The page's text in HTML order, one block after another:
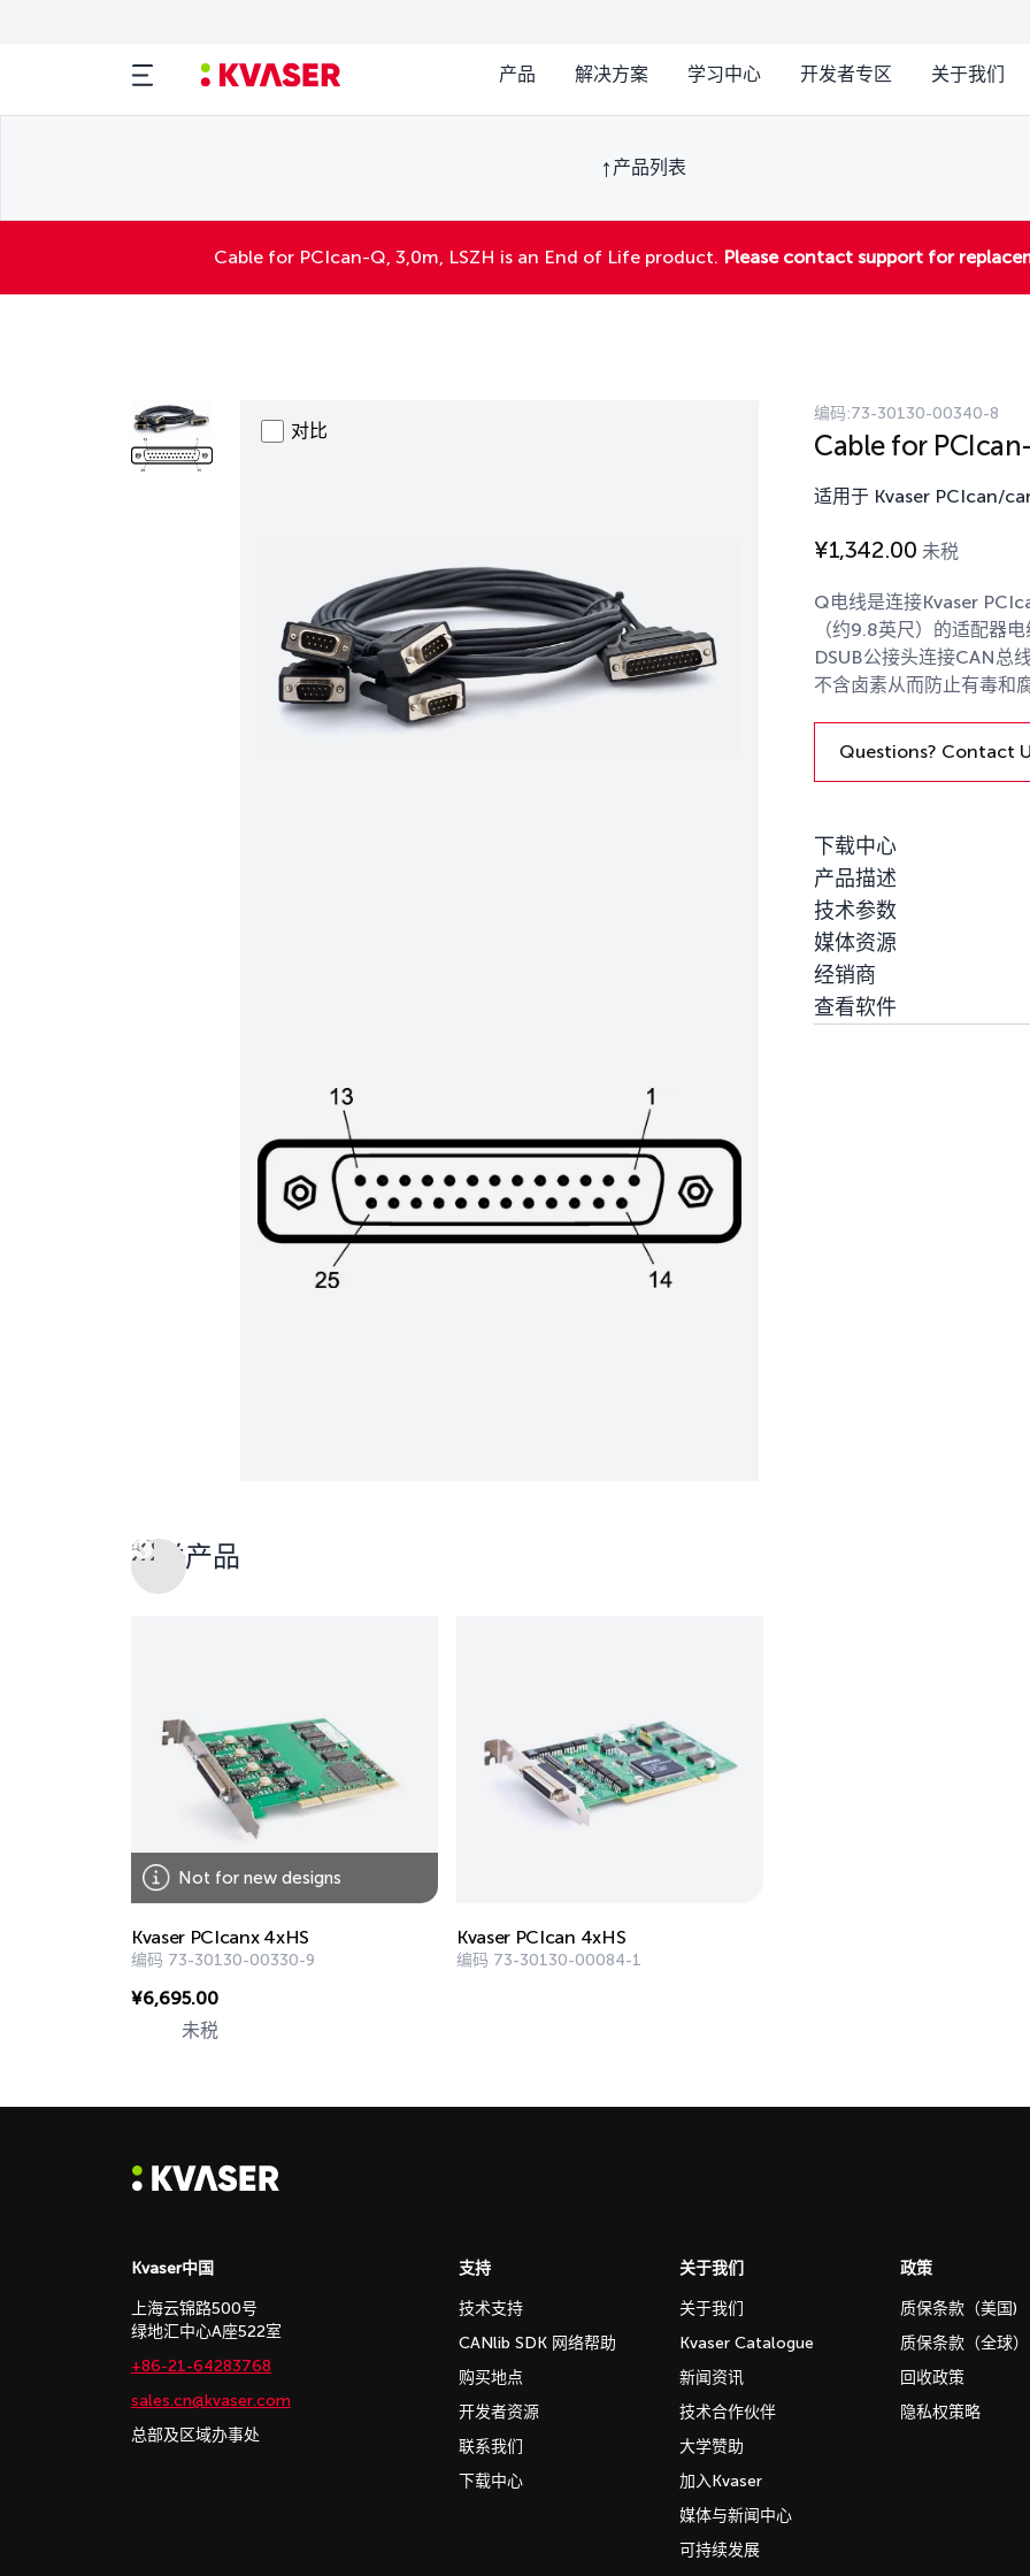
产品 解决方案 学习中心 开发者专区 关于我们
产品列表
Cable for PCIcan-Q, 3,0m, LSZH is an End of Life product. Please contact support for
对比
编码:73-30130-00340-8
Cable for
适用于 Kvaser PCIcan/
¥1,342.00 未税
Q电线是连接Kvaser
（约9.8英尺）的适配器
DSUB公接头连接CAN总
不含卤素从而防止有毒和
Questions? Contact
下载中心
产品描述
技术参数
媒体资源
经销商
查看软件
相关产品
Not for new designs
Kvaser PCIcanx 4xHS
编码 73-30130-00330-9
¥6,695.00
未税
Kvaser PCIcan 4xHS
编码 73-30130-00084-1
Kvaser中国
上海云锦路500号
绿地汇中心A座522室
+86-21-64283768
sales.cn@kvaser.com
总部及区域办事处
支持
技术支持
CANlib SDK 网络帮助
购买地点
开发者资源
联系我们
下载中心
关于我们
关于我们
Kvaser Catalogue
新闻资讯
技术合作伙伴
大学赞助
加入Kvaser
媒体与新闻中心
可持续发展
政策
质保条款（美国)
质保条款（全球）
回收政策
隐私权策略